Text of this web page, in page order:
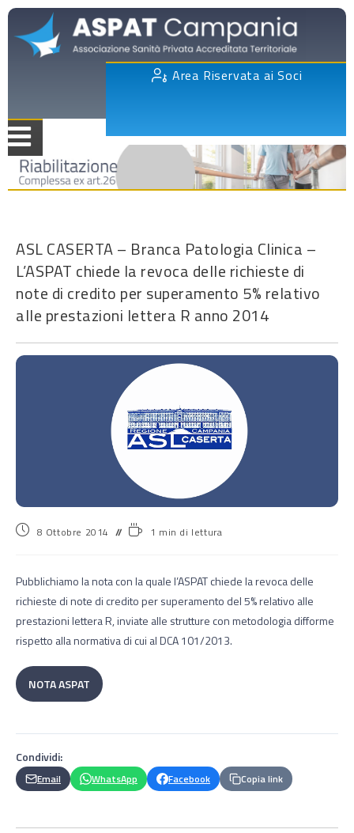
Area Riservata ai Soci
ASL CASERTA – Branca Patologia Clinica –
L’ASPAT chiede la revoca delle richieste di
note di credito per superamento 5% relativo
alle prestazioni lettera R anno 2014
8 Ottobre 2014 1 min di lettura
Pubblichiamo la nota con la quale l’ASPAT chiede la revoca delle
richieste di note di credito per superamento del 5% relativo alle
prestazioni lettera R, inviate alle strutture con metodologia difforme
rispetto alla normativa di cui al DCA 101/2013.
NOTA ASPAT
Condividi:
Email WhatsApp Facebook Copia link